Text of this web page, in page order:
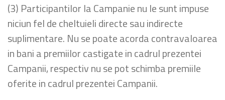
(3) Participantilor la Campanie nu le sunt impuse
niciun fel de cheltuieli directe sau indirecte
suplimentare. Nu se poate acorda contravaloarea
in bani a premiilor castigate in cadrul prezentei
Campanii, respectiv nu se pot schimba premiile
oferite in cadrul prezentei Campanii.